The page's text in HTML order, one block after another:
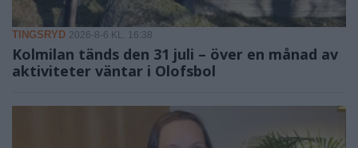
TINGSRYD 2026-8-6 KL. 16:38
Kolmilan tänds den 31 juli – över en månad av
aktiviteter väntar i Olofsbol